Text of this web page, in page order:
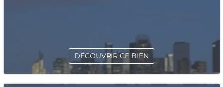
DÉCOUVRIR CE BIEN